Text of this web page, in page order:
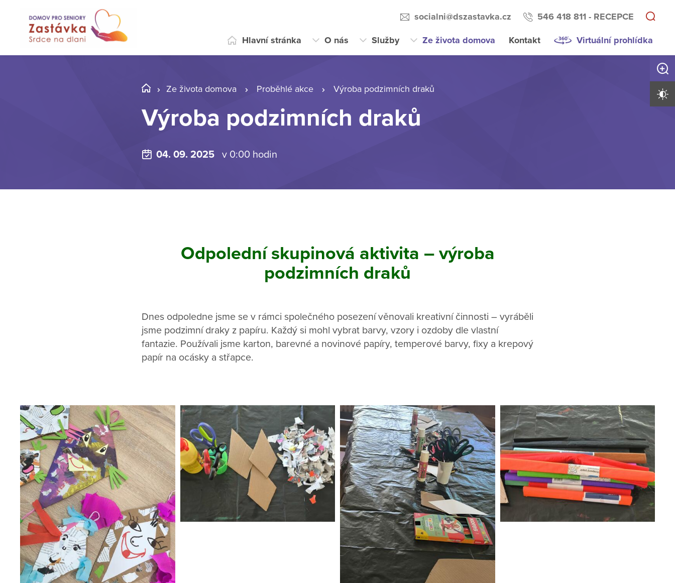
socialni@dszastavka.cz 546 418 811 - RECEPCE
Hlavní stránka O nás Služby Ze života domova Kontakt Virtuální prohlídka
Ze života domova Proběhlé akce Výroba podzimních draků
Výroba podzimních draků
04. 09. 2025 v 0:00 hodin
Odpolední skupinová aktivita – výroba
podzimních draků
Dnes odpoledne jsme se v rámci společného posezení věnovali kreativní činnosti – vyráběli
jsme podzimní draky z papíru. Každý si mohl vybrat barvy, vzory i ozdoby dle vlastní
fantazie. Používali jsme karton, barevné a novinové papíry, temperové barvy, fixy a krepový
papír na ocásky a střapce.